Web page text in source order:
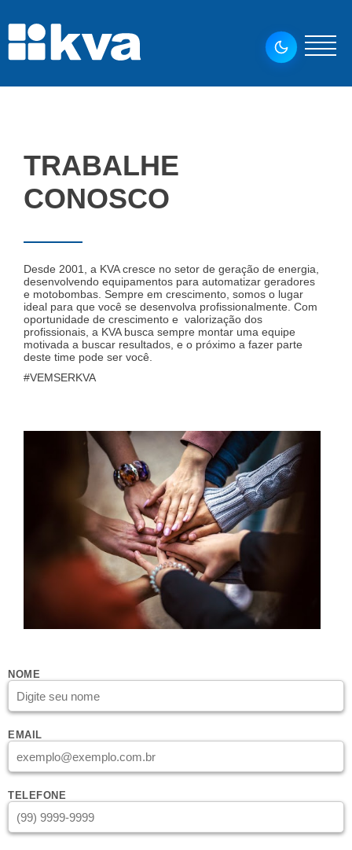
TRABALHE
CONOSCO
Desde 2001, a KVA cresce no setor de geração de energia,
desenvolvendo equipamentos para automatizar geradores
e motobombas. Sempre em crescimento, somos o lugar
ideal para que você se desenvolva profissionalmente. Com
oportunidade de crescimento e valorização dos
profissionais, a KVA busca sempre montar uma equipe
motivada a buscar resultados, e o próximo a fazer parte
deste time pode ser você.
#VEMSERKVA
NOME
EMAIL
TELEFONE